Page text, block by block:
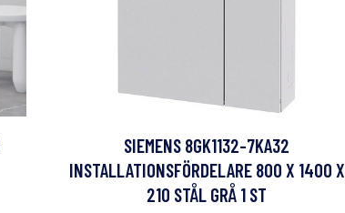
SIEMENS 8GK1132-7KA32
INSTALLATIONSFÖRDELARE 800 X 1400 X
210 STÅL GRÅ 1 ST